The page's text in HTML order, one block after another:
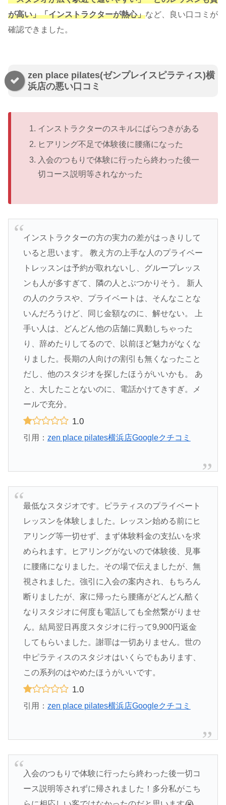
が高い」「インストラクターが熱心」など、良い口コミが
確認できました。
zen place pilates(ゼンプレイスピラティス)横
浜店の悪い口コミ
インストラクターのスキルにばらつきがある
ヒアリング不足で体験後に腰痛になった
入会のつもりで体験に行ったら終わった後一
切コース説明等されなかった
インストラクターの方の実力の差がはっきりして
いると思います。 教え方の上手な人のプライベー
トレッスンは予約が取れないし、グループレッス
ンも人が多すぎて、隣の人とぶつかりそう。 新人
の人のクラスや、プライベートは、そんなことな
いんだろうけど、同じ金額なのに、解せない。 上
手い人は、どんどん他の店舗に異動しちゃった
り、辞めたりしてるので、以前ほど魅力がなくな
りました。長期の人向けの割引も無くなったこと
だし、他のスタジオを探したほうがいいかも。 あ
と、大したことないのに、電話かけてきすぎ。メ
ールで充分。
1.0
引用： zen place pilates横浜店Googleクチコミ
最低なスタジオです。ピラティスのプライベート
レッスンを体験しました。レッスン始める前にヒ
アリング等一切せず、まず体験料金の支払いを求
められます。ヒアリングがないので体験後、見事
に腰痛になりました。その場で伝えましたが、無
視されました。強引に入会の案内され、もちろん
断りましたが、家に帰ったら腰痛がどんどん酷く
なりスタジオに何度も電話しても全然繋がりませ
ん。結局翌日再度スタジオに行って9,900円返金
してもらいました。謝罪は一切ありません。世の
中ピラティスのスタジオはいくらでもあります、
この系列のはやめたほうがいいです。
1.0
引用： zen place pilates横浜店Googleクチコミ
入会のつもりで体験に行ったら終わった後一切コ
ース説明等されずに帰されました！多分私がこち